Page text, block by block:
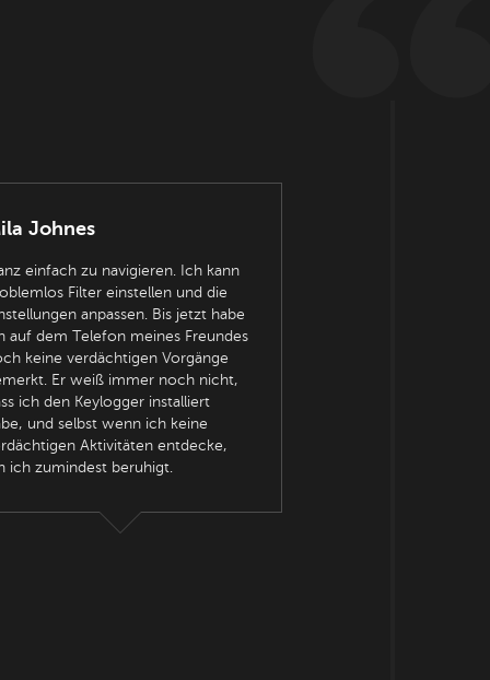
Johnes
einfach zu navigieren. Ich kann
Filter einstellen und die
anpassen. Bis jetzt habe
auf dem Telefon meines Freundes
keine verdächtigen Vorgänge
Er weiß immer noch nicht,
ich den Keylogger installiert
und selbst wenn ich keine
Aktivitäten entdecke,
ich zumindest beruhigt.